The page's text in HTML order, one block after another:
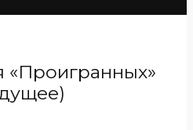
«Проигранных»